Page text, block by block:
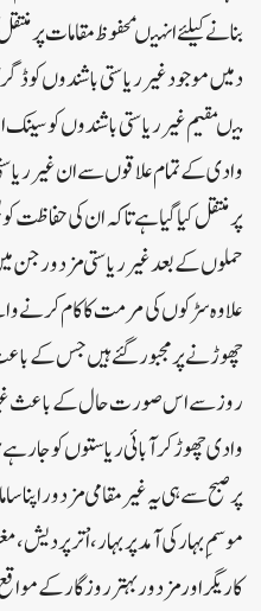
بنانے کیلئے انہیںمحفوظ مقامات پر
د میں موجود غیر ریاستی باشندوں کو
میںمقیم غیرریاستی باشندوں کو
وادی کے تمام علاقوں سے ان غیر
پر منتقل کیا گیا ہے تاکہ ان کی حفاظت کو
حملوں کے بعد غیرریاستی مزدور جن
علاوہ سڑکوں کی مرمت کا کام کرنے
چھوڑنے پر مجبورگئے ہیں جس کے
روز سے اس صورت حال کے باعث غیر
وادی چھوڑ کر آبائی ریاستوں کو جا
پر صبح سے ہی یہ غیر مقامی مزدور
موسمِ بہار کی آمد پر بہار، اْتر پردیش،
کاریگر اور مزدور بہتر روزگار کے